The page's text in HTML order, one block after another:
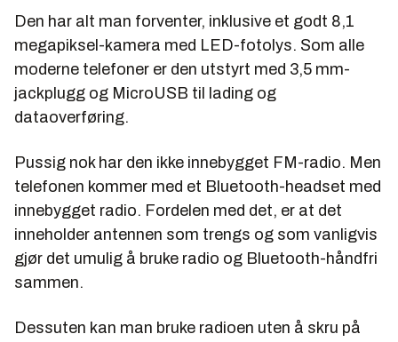
Den har alt man forventer, inklusive et godt 8,1
megapiksel-kamera med LED-fotolys. Som alle
moderne telefoner er den utstyrt med 3,5 mm-
jackplugg og MicroUSB til lading og
dataoverføring.
Pussig nok har den ikke innebygget FM-radio. Men
telefonen kommer med et Bluetooth-headset med
innebygget radio. Fordelen med det, er at det
inneholder antennen som trengs og som vanligvis
gjør det umulig å bruke radio og Bluetooth-håndfri
sammen.
Dessuten kan man bruke radioen uten å skru på